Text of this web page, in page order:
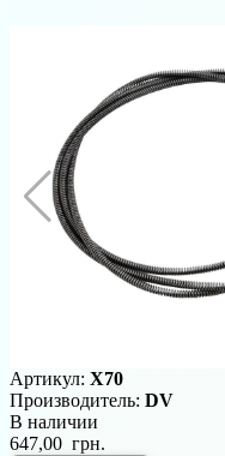
Артикул: Х70
Производитель: DV
В наличии
647,00 грн.